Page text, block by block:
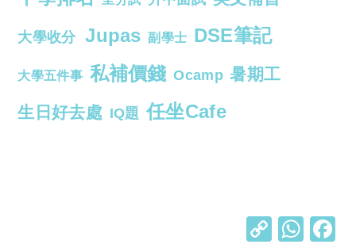
大學收分 Jupas 副學士 DSE筆記
大學五件事 私補價錢 Ocamp 暑期工
生日好去處 IQ題 任坐Cafe
C W